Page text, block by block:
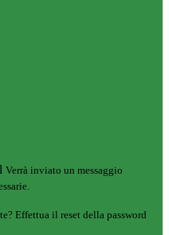
Verrà inviato un messaggio
Effettua il reset della password